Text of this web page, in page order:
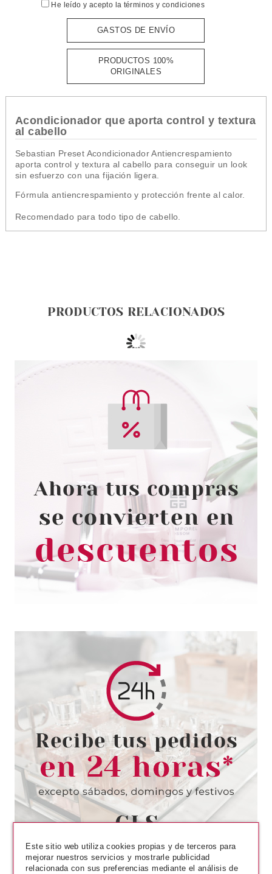
He leído y acepto la términos y condiciones
GASTOS DE ENVÍO
PRODUCTOS 100%
ORIGINALES
Acondicionador que aporta control y textura
al cabello
Sebastian Preset Acondicionador Antiencrespamiento
aporta control y textura al cabello para conseguir un look
sin esfuerzo con una fijación ligera.
Fórmula antiencrespamiento y protección frente al calor.
Recomendado para todo tipo de cabello.
PRODUCTOS RELACIONADOS
SEBASTIAN PROFESSIONAL
SEBASTIAN PROFESSIONAL
HELENA ROUND LARGE
BRUSH CEPILLO
Pvr 25.00€
-66%
desde
8.50€
SEBASTIAN PROFESSIONAL
SEBASTIAN HYDRE HAIR
CONDITIONER 250 ML
Pvr 27.00€
-41%
desde
15.99€
Este sitio web utiliza cookies propias y de terceros para
mejorar nuestros servicios y mostrarle publicidad
relacionada con sus preferencias mediante el análisis de